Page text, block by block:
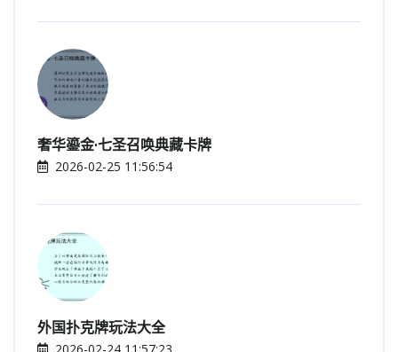
奢华鎏金·七圣召唤典藏卡牌
2026-02-25 11:56:54
外国扑克牌玩法大全
2026-02-24 11:57:23